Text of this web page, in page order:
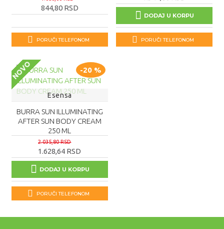
844,80 RSD
PORUČI TELEFONOM
DODAJ U KORPU
PORUČI TELEFONOM
NOVO -20 %
Esensa
BURRA SUN ILLUMINATING
AFTER SUN BODY CREAM
250 ML
1.628,64 RSD
2.035,80 RSD
DODAJ U KORPU
PORUČI TELEFONOM